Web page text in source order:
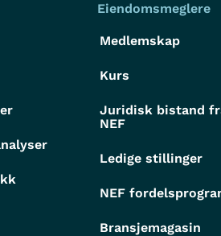
Eiendomsmeglere
Medlemskap
Kurs
Juridisk bistand
NEF
Ledige stillinger
NEF
Bransjemagasin